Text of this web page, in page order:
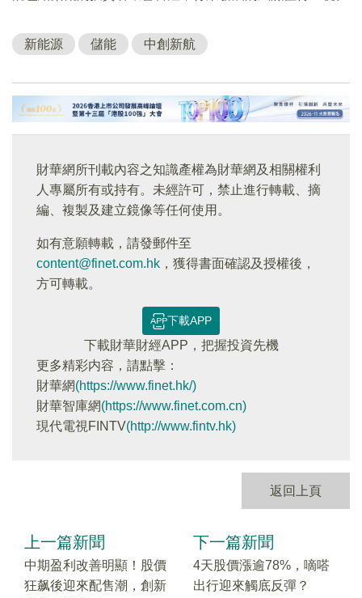
新能源 儲能 中創新航
財華網所刊載內容之知識產權為財華網及相關權利
人專屬所有或持有。未經許可，禁止進行轉載、摘
編、複製及建立鏡像等任何使用。
如有意願轉載，請發郵件至
content@finet.com.hk ，獲得書面確認及授權後，
方可轉載。
下載APP
下載財華財經APP，把握投資先機
更多精彩内容，請點擊：
財華網(https://www.finet.hk/)
財華智庫網(https://www.finet.com.cn)
現代電視FINTV(http://www.fintv.hk)
返回上頁
上一篇新聞
中期盈利改善明顯！股價
狂飙後迎來配售潮，創新
下一篇新聞
4天股價漲逾78%，嘀嗒
出行迎來觸底反彈？